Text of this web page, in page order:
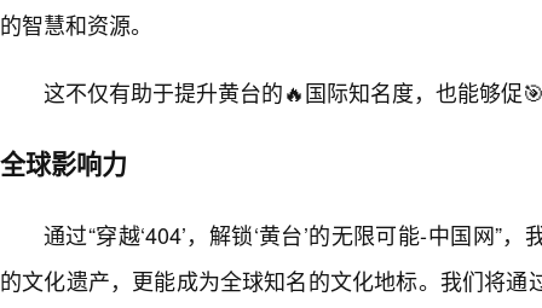
的智慧和资源。
这不仅有助于提升黄台的🔥国际知名度，也能够促
全球影响力
通过“穿越‘404’，解锁‘黄台’的无限可能-中国网”
的文化遗产，更能成为全球知名的文化地标。我们将通